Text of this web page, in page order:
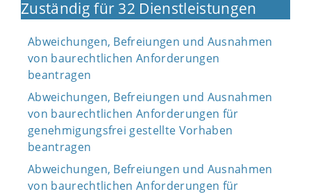
Zuständig für 32 Dienstleistungen
Abweichungen, Befreiungen und Ausnahmen
von baurechtlichen Anforderungen
beantragen
Abweichungen, Befreiungen und Ausnahmen
von baurechtlichen Anforderungen für
genehmigungsfrei gestellte Vorhaben
beantragen
Abweichungen, Befreiungen und Ausnahmen
von baurechtlichen Anforderungen für